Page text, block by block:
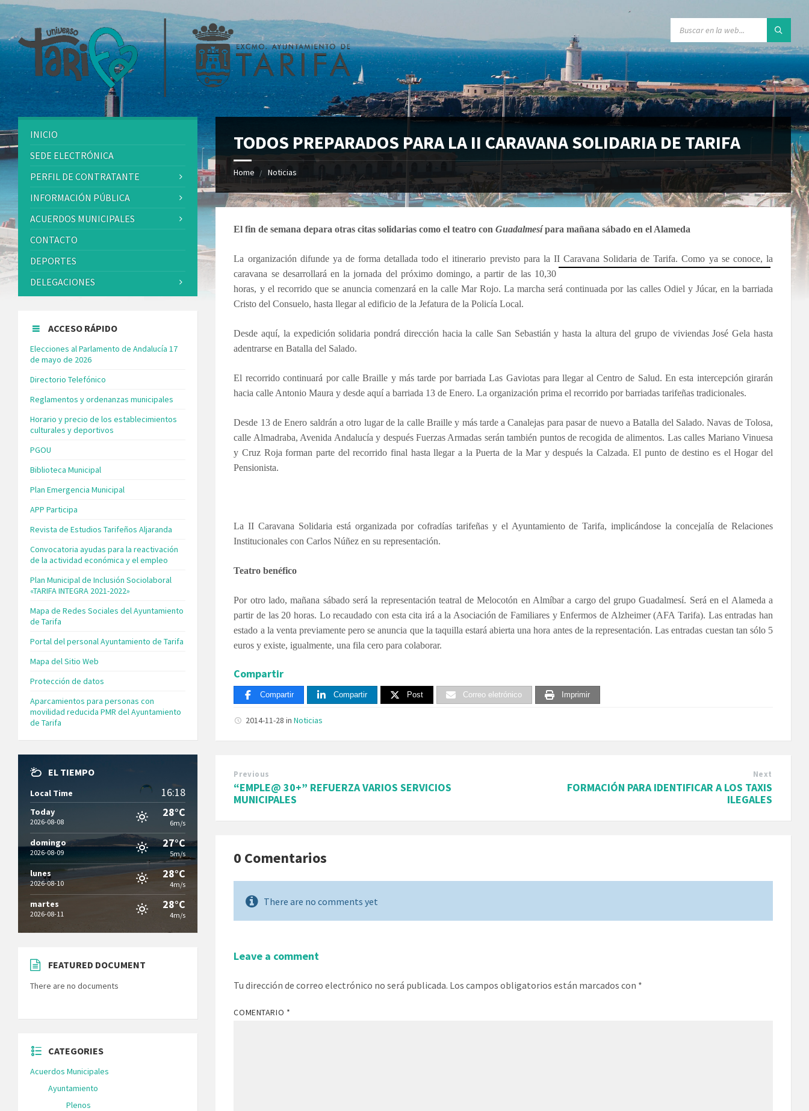
TODOS PREPARADOS PARA LA II CARAVANA SOLIDARIA DE TARIFA
Home Noticias
El fin de semana depara otras citas solidarias como el teatro conGuadalmesípara mañana sábado en el Alameda
La organización difunde ya de forma detallada todo el itinerario previsto para la II Caravana Solidaria de Tarifa. Como ya se conoce, la
caravana se desarrollará en la jornada del próximo domingo, a partir de las 10,30
horas, y el recorrido que se anuncia comenzará en la calle Mar Rojo. La marcha será continuada por las calles Odiel y Júcar, en la barriada
Cristo del Consuelo, hasta llegar al edificio de la Jefatura de la Policía Local.
Desde aquí, la expedición solidaria pondrá dirección hacia la calle San Sebastián y hasta la altura del grupo de viviendas José Gela hasta
adentrarse en Batalla del Salado.
El recorrido continuará por calle Braille y más tarde por barriada Las Gaviotas para llegar al Centro de Salud. En esta intercepción girarán
hacia calle Antonio Maura y desde aquí a barriada 13 de Enero. La organización prima el recorrido por barriadas tarifeñas tradicionales.
Desde 13 de Enero saldrán a otro lugar de la calle Braille y más tarde a Canalejas para pasar de nuevo a Batalla del Salado. Navas de Tolosa,
calle Almadraba, Avenida Andalucía y después Fuerzas Armadas serán también puntos de recogida de alimentos. Las calles Mariano Vinuesa
y Cruz Roja forman parte del recorrido final hasta llegar a la Puerta de la Mar y después la Calzada. El punto de destino es el Hogar del
Pensionista.
La II Caravana Solidaria está organizada por cofradías tarifeñas y el Ayuntamiento de Tarifa, implicándose la concejalía de Relaciones
Institucionales con Carlos Núñez en su representación.
Teatro benéfico
Por otro lado, mañana sábado será la representación teatral de Melocotón en Almíbar a cargo del grupo Guadalmesí. Será en el Alameda a
partir de las 20 horas. Lo recaudado con esta cita irá a la Asociación de Familiares y Enfermos de Alzheimer (AFA Tarifa). Las entradas han
estado a la venta previamente pero se anuncia que la taquilla estará abierta una hora antes de la representación. Las entradas cuestan tan sólo 5
euros y existe, igualmente, una fila cero para colaborar.
Compartir
Compartir Compartir Post Correo eletrónico Imprimir
2014-11-28inNoticias
Previous
“EMPLE@ 30+” REFUERZA VARIOS SERVICIOS
MUNICIPALES
Next
FORMACIÓN PARA IDENTIFICAR A LOS TAXIS
ILEGALES
0 Comentarios
There are no comments yet
Leave a comment
Tu dirección de correo electrónico no será publicada. Los campos obligatorios están marcados con *
COMENTARIO *
INICIO
SEDE ELECTRÓNICA
PERFIL DE CONTRATANTE
INFORMACIÓN PÚBLICA
ACUERDOS MUNICIPALES
CONTACTO
DEPORTES
DELEGACIONES
ACCESO RÁPIDO
Elecciones al Parlamento de Andalucía 17
de mayo de 2026
Directorio Telefónico
Reglamentos y ordenanzas municipales
Horario y precio de los establecimientos
culturales y deportivos
PGOU
Biblioteca Municipal
Plan Emergencia Municipal
APP Participa
Revista de Estudios Tarifeños Aljaranda
Convocatoria ayudas para la reactivación
de la actividad económica y el empleo
Plan Municipal de Inclusión Sociolaboral
«TARIFA INTEGRA 2021-2022»
Mapa de Redes Sociales del Ayuntamiento
de Tarifa
Portal del personal Ayuntamiento de Tarifa
Mapa del Sitio Web
Protección de datos
Aparcamientos para personas con
movilidad reducida PMR del Ayuntamiento
de Tarifa
EL TIEMPO
Local Time 16:18
Today
2026-08-08
28°C
6m/s
domingo
2026-08-09
27°C
5m/s
lunes
2026-08-10
28°C
4m/s
martes
2026-08-11
28°C
4m/s
FEATURED DOCUMENT
There are no documents
CATEGORIES
Acuerdos Municipales
Ayuntamiento
Plenos